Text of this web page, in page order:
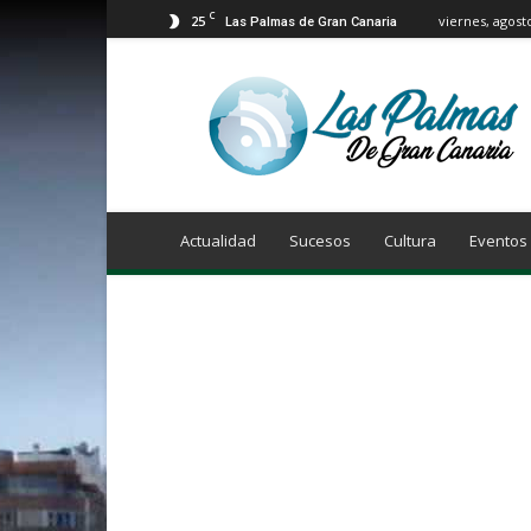
25 C Las Palmas de Gran Canaria viernes,
Las
Palmas
de
Canaria
Actualidad Sucesos Cultura Eventos